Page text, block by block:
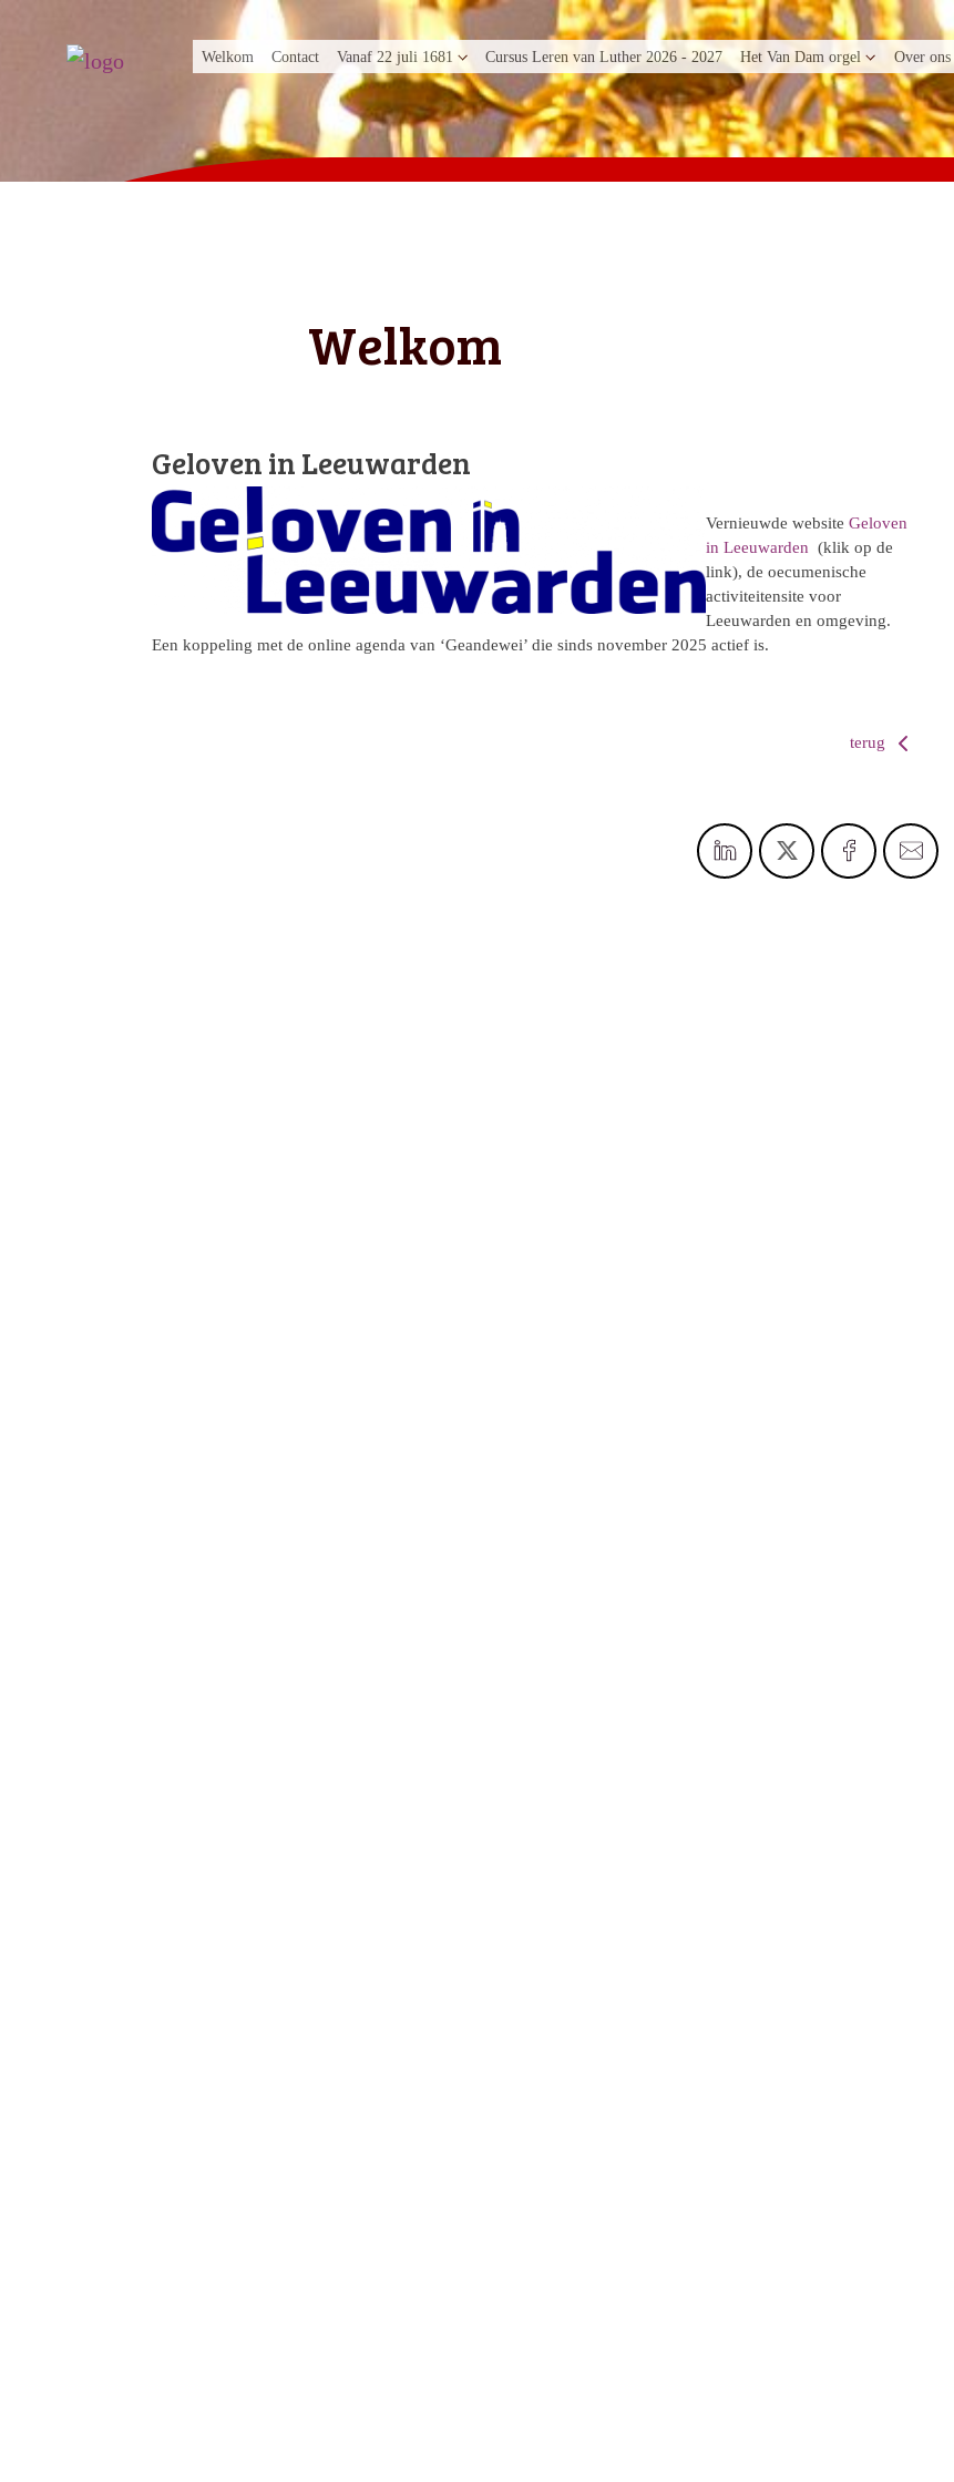
Welkom Contact Vanaf 22 juli 1681 Cursus Leren van Luther 2026 - 2027 Het Van Dam orgel Over ons
Welkom
Geloven in Leeuwarden
Vernieuwde website Geloven
in Leeuwarden (klik op de
link), de oecumenische
activiteitensite voor
Leeuwarden en omgeving.
Een koppeling met de online agenda van ‘Geandewei’ die sinds november 2025 actief is.
terug